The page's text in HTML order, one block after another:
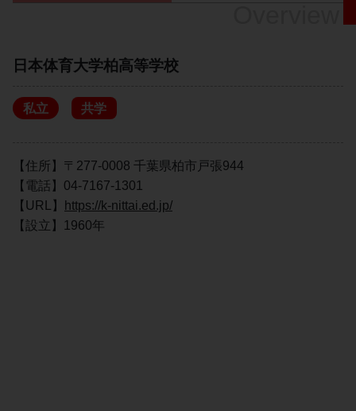
日本体育大学柏高等学校
私立 共学
【住所】〒277-0008 千葉県柏市戸張944
【電話】04-7167-1301
【URL】
https://k-nittai.ed.jp/
【設立】1960年